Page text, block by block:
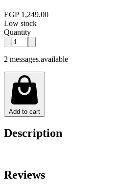
EGP 1,249.00
Low stock
Quantity
2 messages.available
Add to cart
Description
Reviews